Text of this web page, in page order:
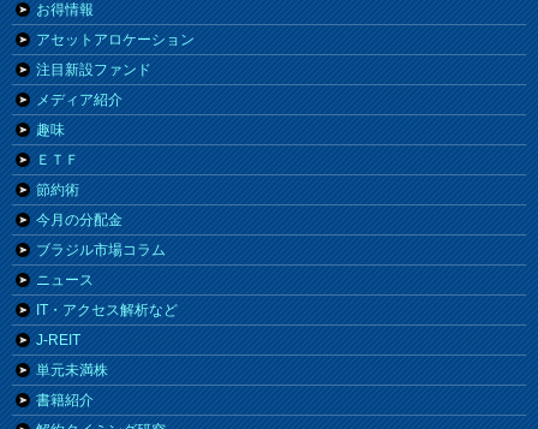
お得情報
アセットアロケーション
注目新設ファンド
メディア紹介
趣味
ＥＴＦ
節約術
今月の分配金
ブラジル市場コラム
ニュース
IT・アクセス解析など
J-REIT
単元未満株
書籍紹介